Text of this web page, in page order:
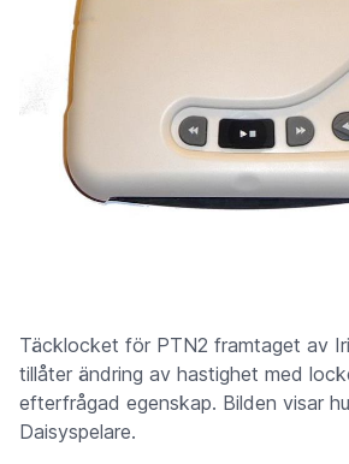
Täcklocket för PTN2 framtaget av
tillåter ändring av hastighet med
efterfrågad egenskap. Bilden visar
Daisyspelare.